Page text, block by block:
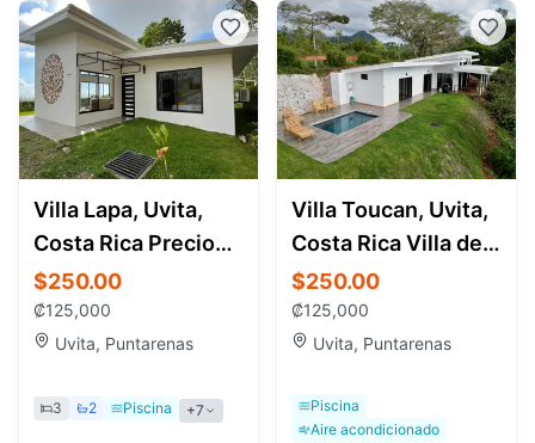
Villa Lapa, Uvita,
Costa Rica Preciosa
villa de 3
dormitorios
$250.00
₡125,000
Uvita, Puntarenas
3 2 Piscina +7
Villa Toucan, Uvita,
Costa Rica Villa de 3
dormitorios con
piscina
$250.00
₡125,000
Uvita, Puntarenas
Piscina
Aire acondicionado